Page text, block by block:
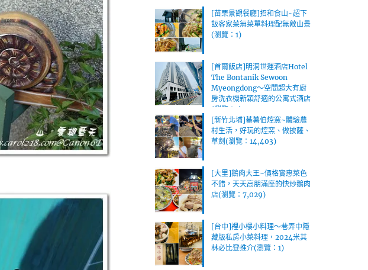
[苗栗景觀餐廳]招和食山~超下
飯客家菜無菜單料理配無敵山景
(瀏覽：1)
[首爾飯店]明洞世運酒店Hotel
The Bontanik Sewoon
Myeongdong～空間超大有廚
房洗衣機新穎舒適的公寓式酒店
(瀏覽：1)
[新竹北埔]蕃薯伯焢窯~體驗農
村生活，好玩的焢窯、做披薩、
草劍(瀏覽：14,403)
[大里]鵝肉大王~價格實惠菜色
不錯，天天高朋滿座的快炒鵝肉
店(瀏覽：7,029)
[台中]裡小樓小料理～巷弄中隱
藏版私房小菜料理，2024米其
林必比登推介(瀏覽：1)